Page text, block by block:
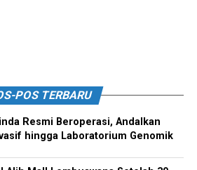
POS TERBARU
Resmi Beroperasi, Andalkan
hingga Laboratorium Genomik